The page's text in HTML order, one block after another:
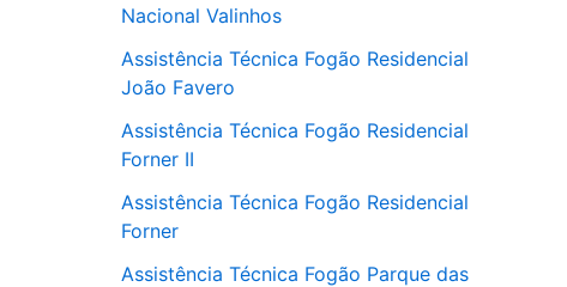
Nacional Valinhos
Assistência Técnica Fogão Residencial
João Favero
Assistência Técnica Fogão Residencial
Forner II
Assistência Técnica Fogão Residencial
Forner
Assistência Técnica Fogão Parque das